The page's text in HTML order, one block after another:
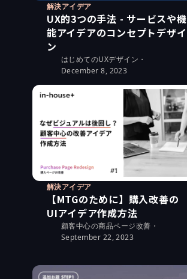
解決アイデア
UX的3つの手法 - サービスや機
能アイデアのコンセプトデザイ
ン
はじめてのUXデザイン ・
December 8, 2023
解決アイデア
【MTGのために】購入改善の
UIアイデア作成方法
顧客中心の商品ページ改善 ・
September 22, 2023